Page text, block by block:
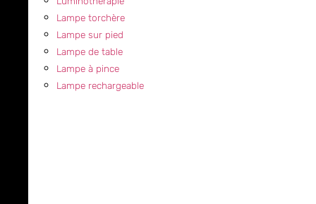
Lampe torchère
Lampe sur pied
Lampe de table
Lampe à pince
Lampe rechargeable